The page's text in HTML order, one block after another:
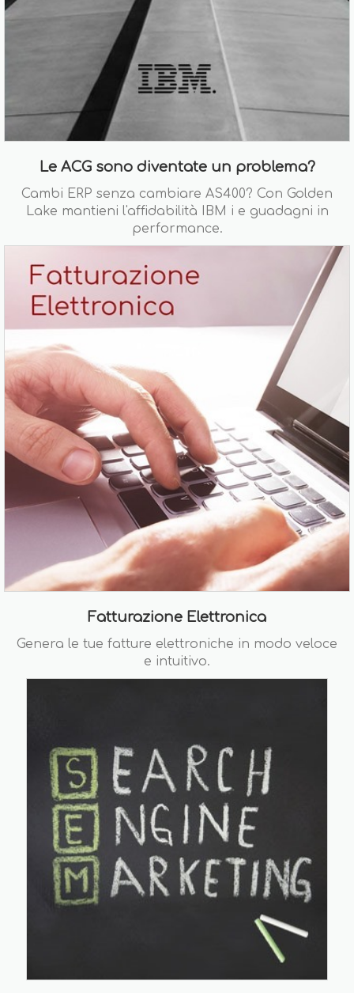
Le ACG sono diventate un problema?
Cambi ERP senza cambiare AS400? Con Golden
Lake mantieni l'affidabilità IBM i e guadagni in
performance.
Fatturazione Elettronica
Genera le tue fatture elettroniche in modo veloce
e intuitivo.